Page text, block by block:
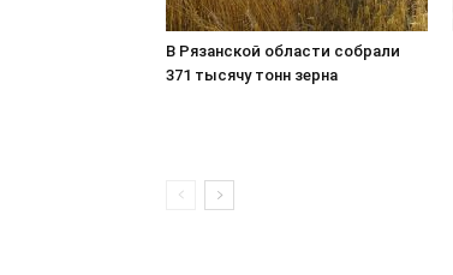
В Рязанской области собрали
371 тысячу тонн зерна